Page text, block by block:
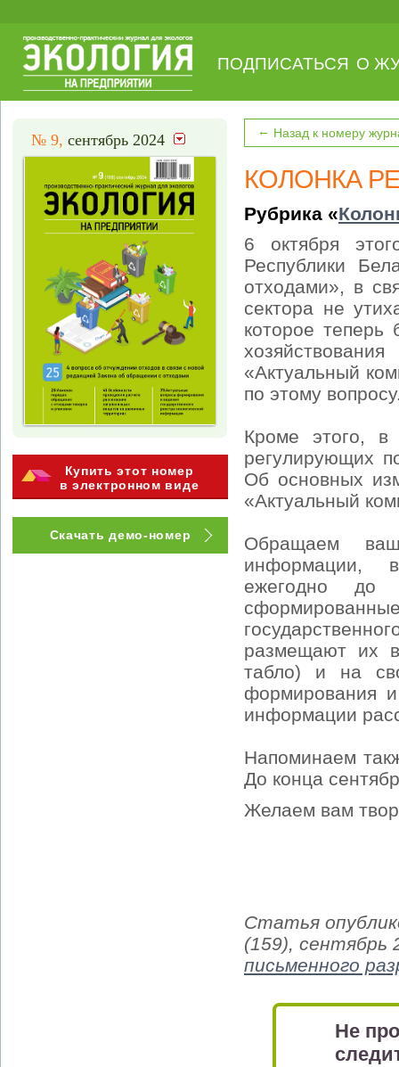
ПОДПИСАТЬСЯ О
№ 9, сентябрь 2024
Купить этот номер
в электронном виде
Скачать демо-номер
← Назад к номеру
КОЛОНКА
Рубрика «
6 октября
Республики
отходами», в
сектора не
которое теперь
«Актуальный
по этому
Кроме этого, в
регулирующих
Об основных
«Актуальный
Обращаем
информации,
ежегодно до
размещают их
табло) и на
формирования и
информации
Напоминаем
До конца
Желаем вам
Статья
(159), сентябрь
письменного
Не